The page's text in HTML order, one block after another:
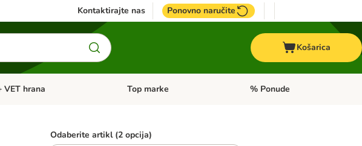
Kontaktirajte nas Ponovno naručite
Košarica
kategorija: Ptice
VET hrana Pregled kategorija: + VET hrana
Top marke Pregled kategorija: Top marke
% Ponude
Odaberite artikl (2 opcija)